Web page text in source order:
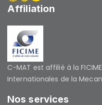
Affiliation
C-MAT est affilié à la
Internationales de la
Nos services